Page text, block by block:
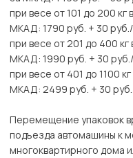
при весе от 101 до 200
МКАД: 1790 руб. + 30
при весе от 201 до 400
МКАД: 1990 руб. + 30
при весе от 401 до 1100
МКАД: 2499 руб. + 30
Перемещение упаковок
подъезда автомашины к
многоквартирного дома